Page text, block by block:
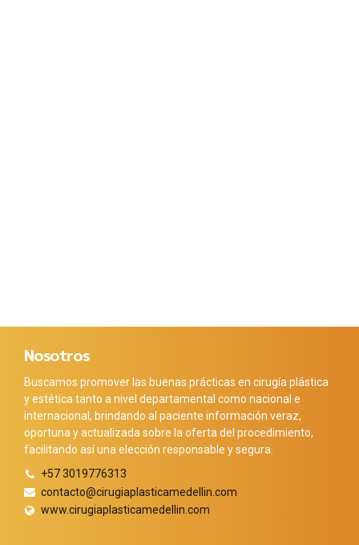
Nosotros
Buscamos promover las buenas prácticas en cirugía plástica
y estética tanto a nivel departamental como nacional e
internacional, brindando al paciente información veraz,
oportuna y actualizada sobre la oferta del procedimiento,
facilitando así una elección responsable y segura.
+57 3019776313
contacto@cirugiaplasticamedellin.com
www.cirugiaplasticamedellin.com